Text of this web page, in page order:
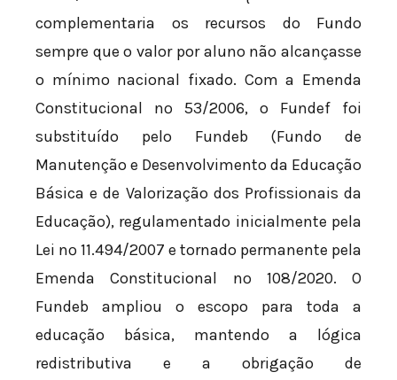
complementaria os recursos do Fundo
sempre que o valor por aluno não alcançasse
o mínimo nacional fixado. Com a Emenda
Constitucional nº 53/2006, o Fundef foi
substituído pelo Fundeb (Fundo de
Manutenção e Desenvolvimento da Educação
Básica e de Valorização dos Profissionais da
Educação), regulamentado inicialmente pela
Lei nº 11.494/2007 e tornado permanente pela
Emenda Constitucional nº 108/2020. O
Fundeb ampliou o escopo para toda a
educação básica, mantendo a lógica
redistributiva e a obrigação de